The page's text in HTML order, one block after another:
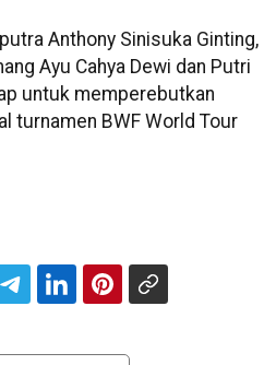
Anthony Sinisuka Ginting,
Ayu Cahya Dewi dan Putri
untuk memperebutkan
turnamen BWF World Tour